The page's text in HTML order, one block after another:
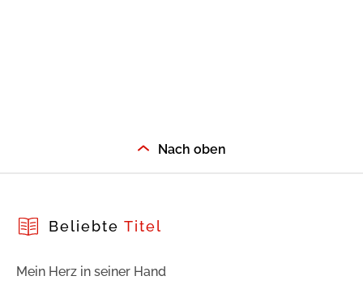
Nach oben
Beliebte Titel
Mein Herz in seiner Hand